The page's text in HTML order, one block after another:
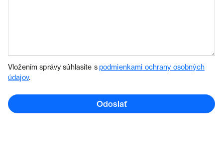
Vložením správy súhlasíte spodmienkami ochrany osobných
údajov.
Odoslať